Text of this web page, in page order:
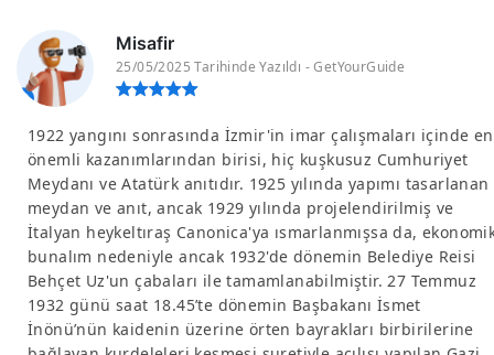
Misafir
25/05/2025 Tarihinde Yazıldı - GetYourGuide
1922 yangını sonrasında İzmir'in imar çalışmaları içinde en
önemli kazanımlarından birisi, hiç kuşkusuz Cumhuriyet
Meydanı ve Atatürk anıtıdır. 1925 yılında yapımı tasarlanan
meydan ve anıt, ancak 1929 yılında projelendirilmiş ve
İtalyan heykeltıraş Canonica'ya ısmarlanmışsa da,
bunalım nedeniyle ancak 1932'de dönemin Belediye Reisi
Behçet Uz'un çabaları ile tamamlanabilmiştir. 27 Temmuz
1932 günü saat 18.45’te dönemin Başbakanı İsmet
İnönü’nün kaidenin üzerine örten bayrakları birbirilerine